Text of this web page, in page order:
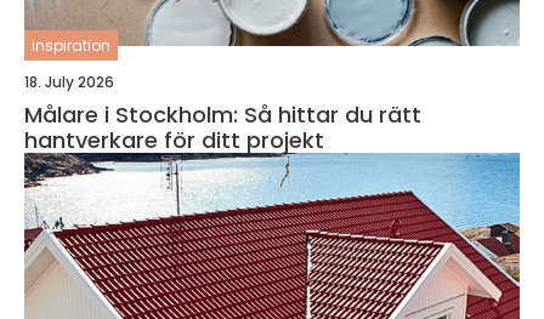
inspiration
18. July 2026
Målare i Stockholm: Så hittar du rätt
hantverkare för ditt projekt